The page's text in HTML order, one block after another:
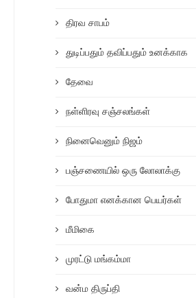
திரவ சாபம்
துடிப்பதும் தவிப்பதும் உனக்காக
தேவை
நள்ளிரவு சஞ்சலங்கள்
நினைவெனும் நிஜம்
பஞ்சணையில் ஒரு லோலாக்கு
போதுமா எனக்கான பெயர்கள்
மீமிகை
முரட்டு மங்கம்மா
வன்ம திருப்தி